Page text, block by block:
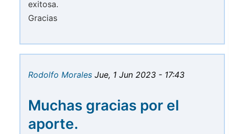
exitosa.
Gracias
Rodolfo Morales Jue, 1 Jun 2023 - 17:43
Muchas gracias por el
aporte.